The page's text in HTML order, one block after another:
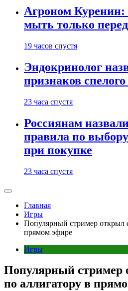
Агроном
мыть только
19 часов спустя
Эндокринолог
признаков спелого
23 часа спустя
Россиянам
правила по
при покупке
23 часа спустя
Главная
Игры
Популярный стример открыл
прямом эфире
Игры
Популярный стример
по аллигатору в